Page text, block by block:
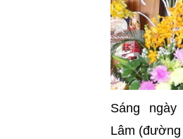
Sáng
Lâm